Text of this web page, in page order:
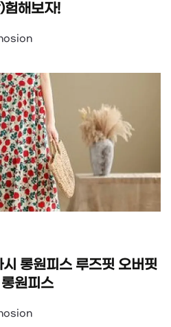
험해보자!
롱원피스 루즈핏 오버핏
원피스